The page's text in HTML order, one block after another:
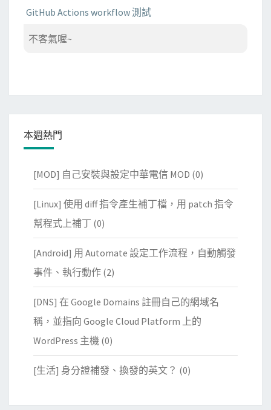
GitHub Actions workflow 測試
不客氣喔~
本週熱門
[MOD] 自己安裝與設定中華電信 MOD (0)
[Linux] 使用 diff 指令產生補丁檔，用 patch 指令
幫程式上補丁 (0)
[Android] 用 Automate 設定工作流程，自動觸發
事件、執行動作 (2)
[DNS] 在 Google Domains 註冊自己的網域名
稱，並指向 Google Cloud Platform 上的
WordPress 主機 (0)
[生活] 身分證補發、換發的英文？ (0)